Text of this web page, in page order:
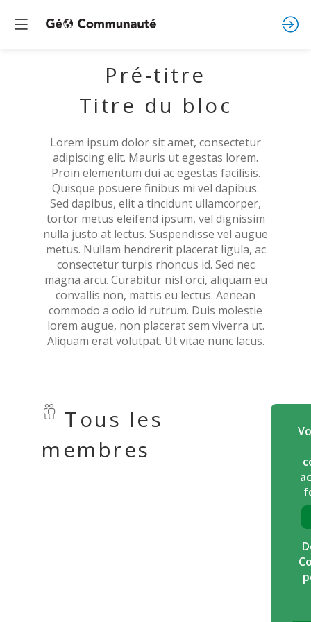
Pré-titre
Titre du bloc
Lorem ipsum dolor sit amet, consectetur
adipiscing elit. Mauris ut egestas lorem.
Proin elementum dui ac egestas facilisis.
Quisque posuere finibus mi vel dapibus.
Sed dapibus, elit a tincidunt ullamcorper,
tortor metus eleifend ipsum, vel dignissim
nulla justo at lectus. Suspendisse vel augue
metus. Nullam hendrerit placerat ligula, ac
consectetur turpis rhoncus id. Sed nec
magna arcu. Curabitur nisl orci, aliquam eu
convallis non, mattis eu lectus. Aenean
commodo a odio id rutrum. Duis molestie
lorem augue, non placerat sem viverra ut.
Aliquam erat volutpat. Ut vitae nunc lacus.
Tous les
membres